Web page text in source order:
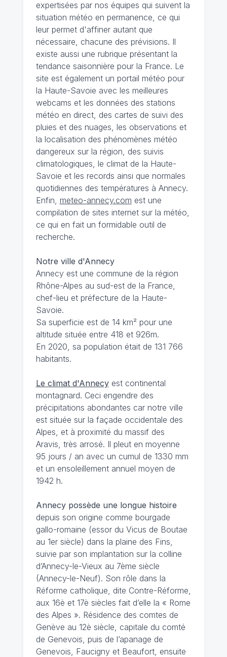
expertisées par nos équipes qui suivent la
situation météo en permanence, ce qui
leur permet d'affiner autant que
nécessaire, chacune des prévisions. Il
existe aussi une rubrique présentant la
tendance saisonnière pour la France. Le
site est également un portail météo pour
la Haute-Savoie avec les meilleures
webcams et les données des stations
météo en direct, des cartes de suivi des
pluies et des nuages, les observations et
la localisation des phénomènes météo
dangereux sur la région, des suivis
climatologiques, le climat de la Haute-
Savoie et les records ainsi que normales
quotidiennes des températures à Annecy.
Enfin, meteo-annecy.com est une
compilation de sites internet sur la météo,
ce qui en fait un formidable outil de
recherche.
Notre ville d'Annecy
Annecy est une commune de la région
Rhône-Alpes au sud-est de la France,
chef-lieu et préfecture de la Haute-
Savoie.
Sa superficie est de 14 km² pour une
altitude située entre 418 et 926m.
En 2020, sa population était de 131 766
habitants.
Le climat d'Annecyest continental
montagnard. Ceci engendre des
précipitations abondantes car notre ville
est située sur la façade occidentale des
Alpes, et à proximité du massif des
Aravis, très arrosé. Il pleut en moyenne
95 jours / an avec un cumul de 1330 mm
et un ensoleillement annuel moyen de
1942 h.
Annecy possède une longue histoire
depuis son origine comme bourgade
gallo-romaine (essor du Vicus de Boutae
au 1er siècle) dans la plaine des Fins,
suivie par son implantation sur la colline
d’Annecy-le-Vieux au 7ème siècle
(Annecy-le-Neuf). Son rôle dans la
Réforme catholique, dite Contre-Réforme,
aux 16è et 17è siècles fait d’elle la « Rome
des Alpes ». Résidence des comtes de
Genève au 12è siècle, capitale du comté
de Genevois, puis de l’apanage de
Genevois, Faucigny et Beaufort, ensuite